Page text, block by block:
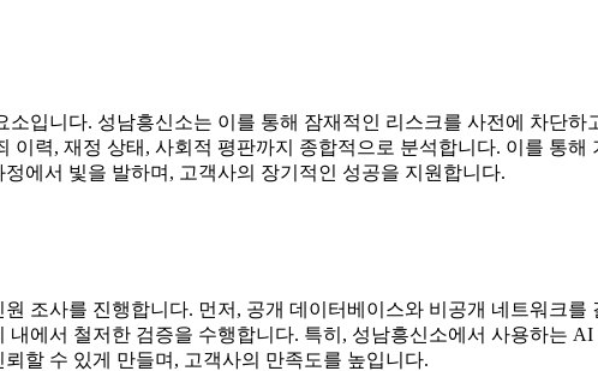
입니다. 성남흥신소는 이를 통해 잠재적인 리스크를 사전에 차단
력, 재정 상태, 사회적 평판까지 종합적으로 분석합니다. 이를 통
에서 빛을 발하며, 고객사의 장기적인 성공을 지원합니다.
조사를 진행합니다. 먼저, 공개 데이터베이스와 비공개 네트워크
에서 철저한 검증을 수행합니다. 특히, 성남흥신소에서 사용하는
할 수 있게 만들며, 고객사의 만족도를 높입니다.